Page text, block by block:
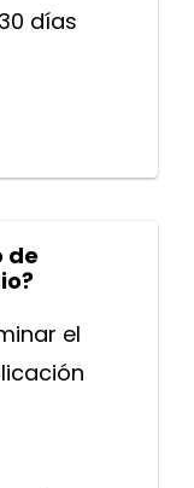
días
de
el